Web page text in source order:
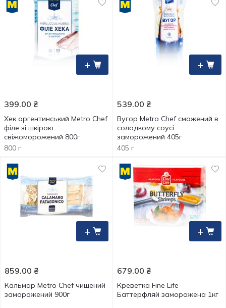
+
399.00 ₴
Хек аргентинський Metro Chef
філе зі шкірою
свіжоморожений 800г
800 г
+
539.00 ₴
Вугор Metro Chef смажений в
солодкому соусі
заморожений 405г
405 г
+
859.00 ₴
Кальмар Metro Chef чищений
заморожений 900г
+
679.00 ₴
Креветка Fine Life
Баттерфляй заморожена 1кг